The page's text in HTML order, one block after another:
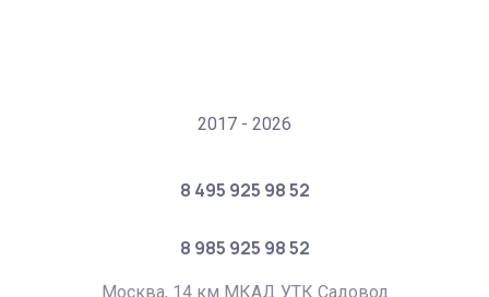
2017 - 2026
8 495 925 98 52
8 985 925 98 52
Москва, 14 км МКАД УТК Садовод